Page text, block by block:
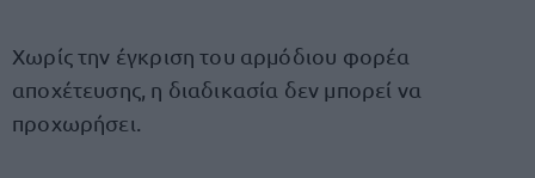
Χωρίς την έγκριση του αρμόδιου φορέα
αποχέτευσης, η διαδικασία δεν μπορεί να
προχωρήσει.